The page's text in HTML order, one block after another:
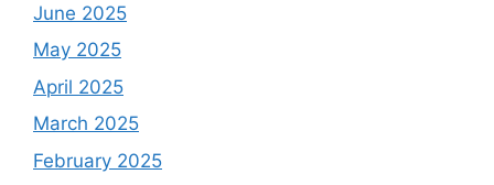
June 2025
May 2025
April 2025
March 2025
February 2025